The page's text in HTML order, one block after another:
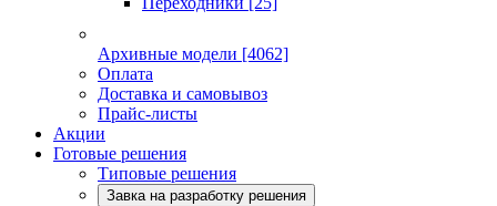
Архивные модели [4062]
Оплата
Доставка и самовывоз
Прайс-листы
Акции
Готовые решения
Типовые решения
Завка на разработку решения